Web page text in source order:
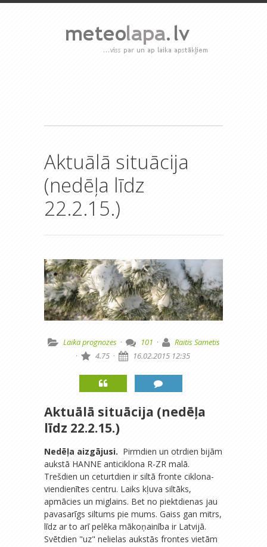
Aktuālā situācija
(nedēļa līdz
22.2.15.)
Laika prognozes · 101 ·
Raitis Sametis
·
4.75 · 16.02.2015 12:35
Aktuālā situācija (nedēļa
līdz 22.2.15.)
Nedēļa aizgājusi. Pirmdien un otrdien bijām
aukstā HANNE anticiklona R-ZR malā.
Trešdien un ceturtdien ir siltā fronte ciklona-
viendienītes centru. Laiks kļuva siltāks,
apmācies un miglains. Bet no piektdienas jau
pavasarīgs siltums pie mums. Gaiss gan mitrs,
līdz ar to arī pelēka mākoņainība ir Latvijā.
Svētdien "uz" nelielas aukstās frontes vietām